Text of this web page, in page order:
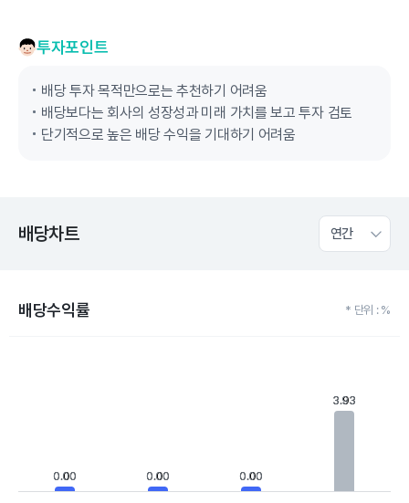
투자포인트
배당 투자 목적만으로는 추천하기 어려움
배당보다는 회사의 성장성과 미래 가치를 보고 투자 검토
단기적으로 높은 배당 수익을 기대하기 어려움
배당차트 연간
배당수익률 * 단위 : %
The chart has 1 Y axis displaying values. Data ranges from 0 to
0.00
0.00 0.00
0.00 0.00
0.00
3.93
3.93